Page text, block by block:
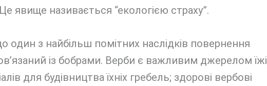
явище називається “екологією страху”.
один з найбільш помітних наслідків повернення
із бобрами. Верби є важливим джерелом їжі
для будівництва їхніх гребель; здорові вербові